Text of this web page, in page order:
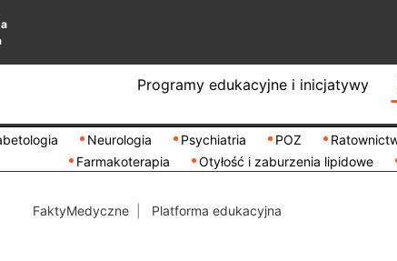
Programy edukacyjne i inicjatywy
Neurologia Psychiatria POZ
Farmakoterapia
Otyłość i zaburzenia lipidowe
FaktyMedyczne Platforma edukacyjna